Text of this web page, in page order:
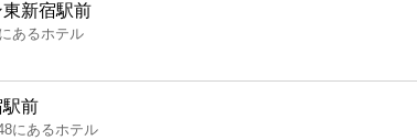
新宿駅前
あるホテル
駅前
にあるホテル